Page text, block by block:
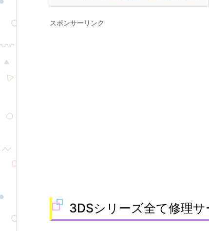
スポンサーリンク
3DSシリーズ全て修理